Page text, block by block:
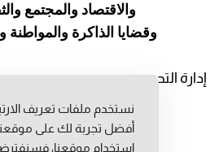
والاقتصاد والمجتمع
وقضايا الذاكرة والمواطنة
إدارة التحرير
رئيس التحرير: عبد
رئيس التحرير المساعد:
نستخدم ملفات تعريف
أفضل تجربة لك على
استخدام موقعنا،